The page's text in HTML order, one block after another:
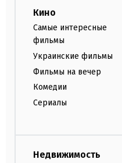
Кино
Самые интересные
фильмы
Украинские фильмы
Фильмы на вечер
Комедии
Сериалы
Недвижимость